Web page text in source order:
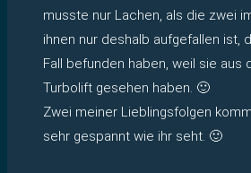
musste nur Lachen, als die zwei
ihnen nur deshalb aufgefallen ist,
Fall befunden haben, weil sie aus
Turbolift gesehen haben. 🙂
Zwei meiner Lieblingsfolgen
sehr gespannt wie ihr seht. 🙂